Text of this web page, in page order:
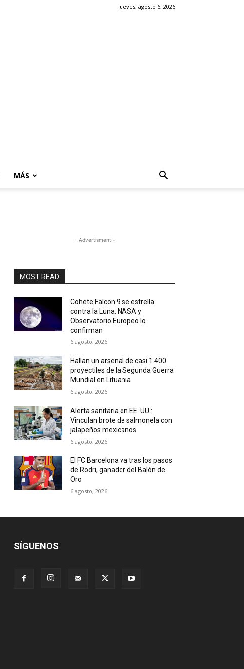
jueves, agosto 6, 2026
MÁS
- Advertisment -
MOST READ
Cohete Falcon 9 se estrella
contra la Luna: NASA y
Observatorio Europeo lo
confirman
6 agosto, 2026
Hallan un arsenal de casi 1.400
proyectiles de la Segunda Guerra
Mundial en Lituania
6 agosto, 2026
Alerta sanitaria en EE. UU.:
Vinculan brote de salmonela con
jalapeños mexicanos
6 agosto, 2026
El FC Barcelona va tras los pasos
de Rodri, ganador del Balón de
Oro
6 agosto, 2026
SÍGUENOS